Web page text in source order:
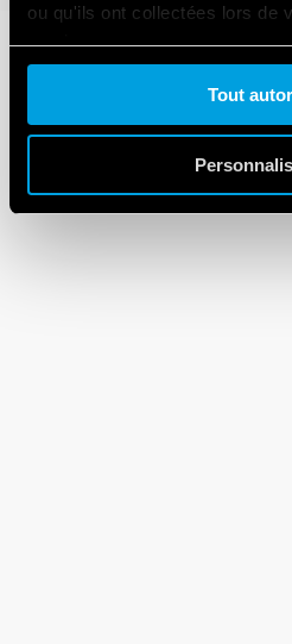
ou qu'ils ont collectées lors de
services.
Tout